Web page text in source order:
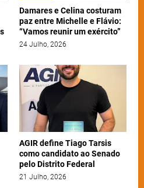
Damares e Celina costuram
paz entre Michelle e Flávio:
“Vamos reunir um exército”
24 Julho, 2026
AGIR define Tiago Tarsis
como candidato ao Senado
pelo Distrito Federal
21 Julho, 2026